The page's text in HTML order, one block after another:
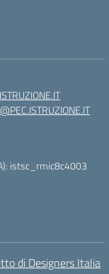
istsc_rmic8c4003
di Designers Italia